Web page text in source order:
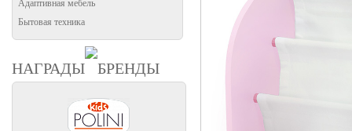
Адаптивная мебель
Бытовая техника
НАГРАДЫ БРЕНДЫ